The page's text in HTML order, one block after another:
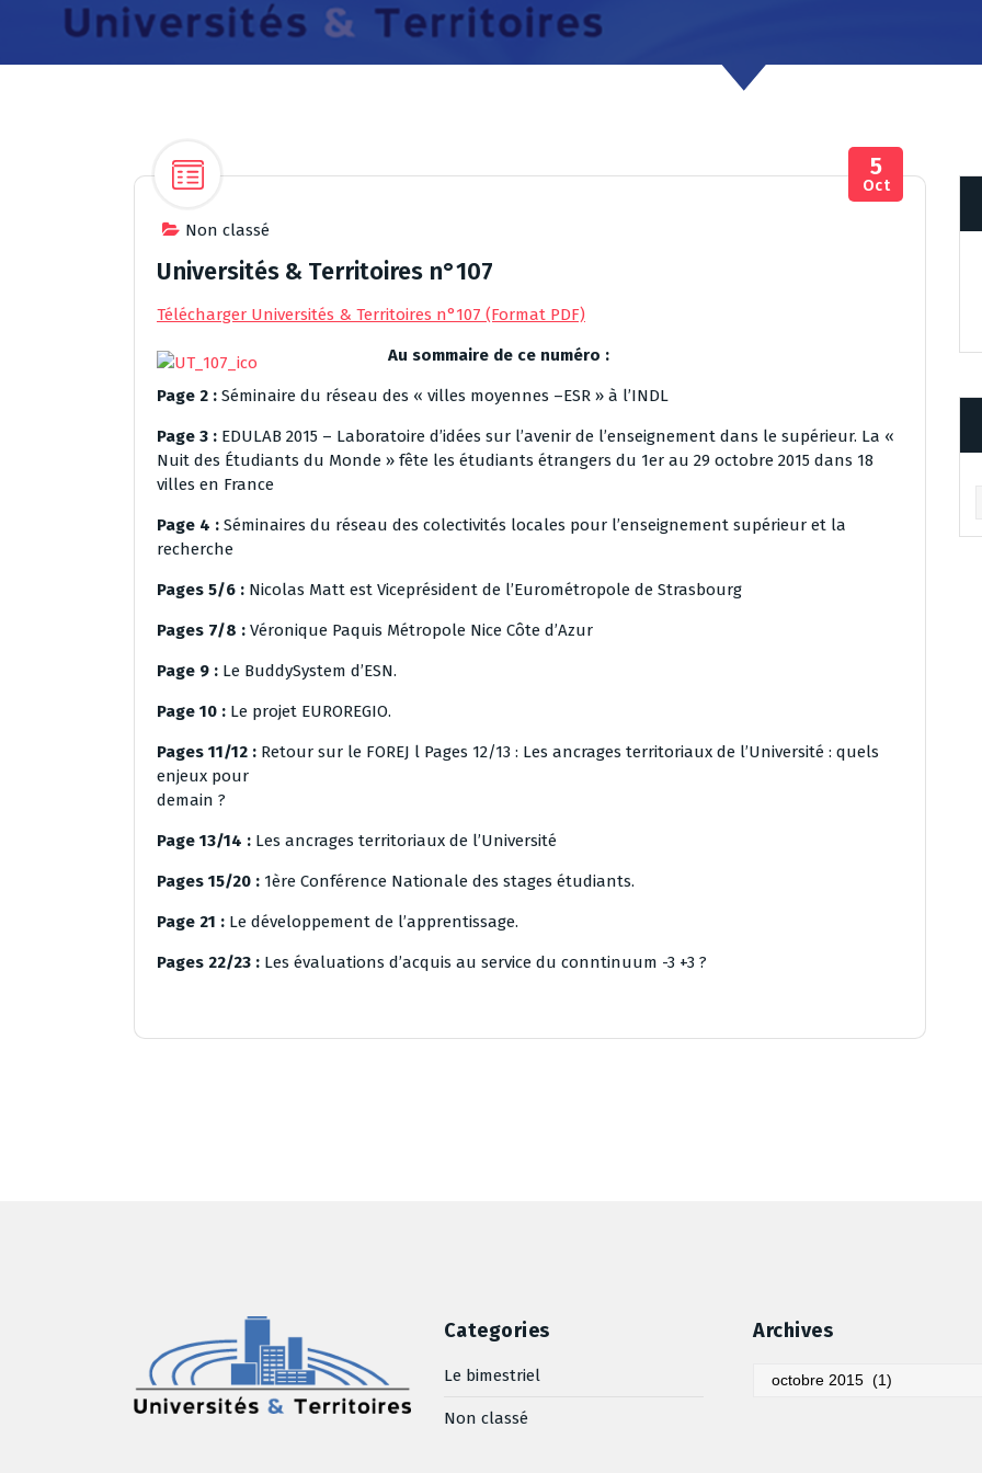
Non classé
5
Oct
Universités & Territoires n°107
Télécharger Universités & Territoires n°107 (Format PDF)
Au sommaire de ce numéro :
Page 2 : Séminaire du réseau des « villes moyennes –ESR » à l’INDL
Page 3 : EDULAB 2015 – Laboratoire d’idées sur l’avenir de l’enseignement dans le supérieur. La «
Nuit des Étudiants du Monde » fête les étudiants étrangers du 1er au 29 octobre 2015 dans 18
villes en France
Page 4 : Séminaires du réseau des colectivités locales pour l’enseignement supérieur et la
recherche
Pages 5/6 : Nicolas Matt est Viceprésident de l’Eurométropole de Strasbourg
Pages 7/8 : Véronique Paquis Métropole Nice Côte d’Azur
Page 9 : Le BuddySystem d’ESN.
Page 10 : Le projet EUROREGIO.
Pages 11/12 : Retour sur le FOREJ l Pages 12/13 : Les ancrages territoriaux de l’Université : quels
enjeux pour
demain ?
Page 13/14 : Les ancrages territoriaux de l’Université
Pages 15/20 : 1ère Conférence Nationale des stages étudiants.
Page 21 : Le développement de l’apprentissage.
Pages 22/23 : Les évaluations d’acquis au service du conntinuum -3 +3 ?
Categories
Le bimestriel
Non classé
Archives
Archives